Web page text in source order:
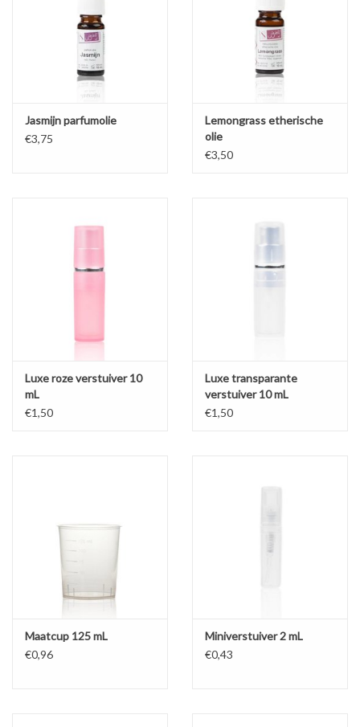
Jasmijn parfumolie
€3,75
Lemongrass etherische
olie
€3,50
Luxe roze verstuiver 10
mL
€1,50
Luxe transparante
verstuiver 10 mL
€1,50
Maatcup 125 mL
€0,96
Miniverstuiver 2 mL
€0,43